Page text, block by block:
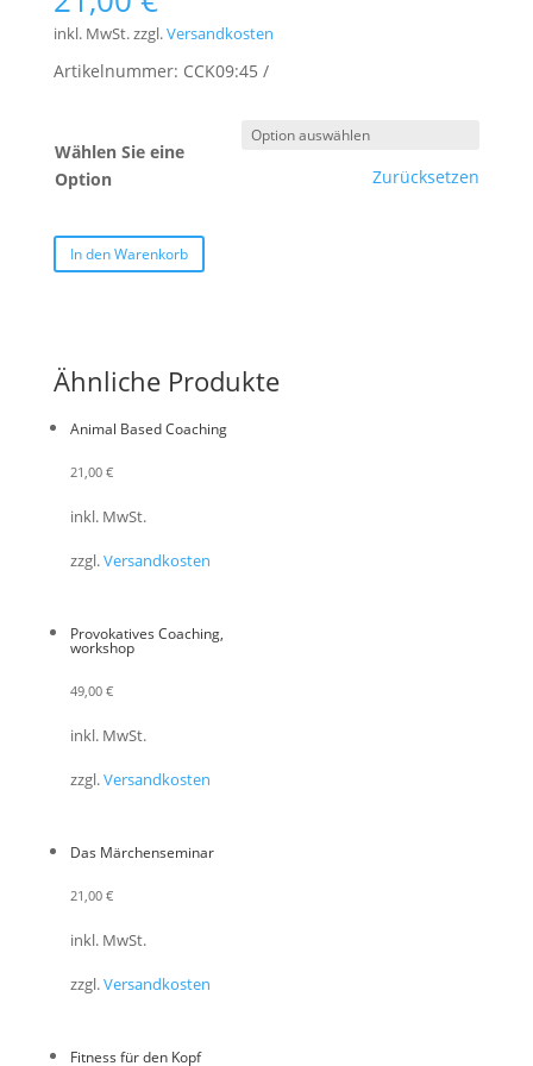
inkl. MwSt.zzgl.Versandkosten
Artikelnummer: CCK09:45
Wählen Sie eine
Option
Zurücksetzen
In den Warenkorb
Ähnliche Produkte
Animal Based Coaching
21,00 €
inkl. MwSt.
zzgl.Versandkosten
Provokatives Coaching,
workshop
49,00 €
inkl. MwSt.
zzgl.Versandkosten
Das Märchenseminar
21,00 €
inkl. MwSt.
zzgl.Versandkosten
Fitness für den Kopf